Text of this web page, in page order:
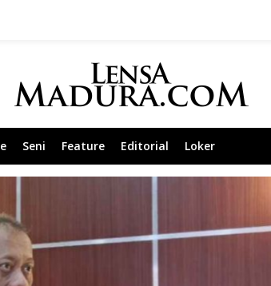
Seni Feature Editorial Loker